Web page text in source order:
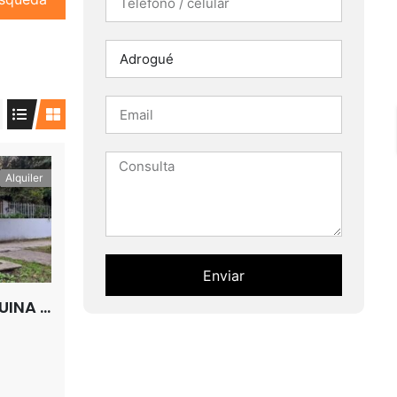
Alquiler
30 DE SEPTIEMBRE ESQUINA LA RIOJA SAN JOSE ADROGUE
Enviar